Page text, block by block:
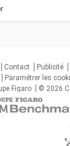
Contact Publicité
Paramétrer les
Figaro © 2026